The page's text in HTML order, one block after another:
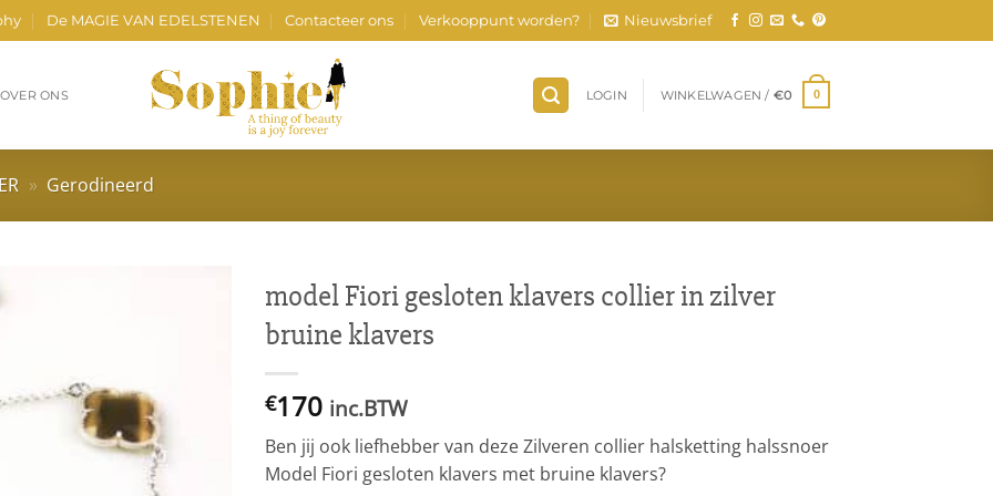
De MAGIE VAN EDELSTENEN Contacteer ons Verkooppunt worden? Nieuwsbrief
OVER ONS LOGIN WINKELWAGEN / €0 0
» Gerodineerd
model Fiori gesloten klavers collier in zilver
bruine klavers
€170 inc.BTW
Ben jij ook liefhebber van deze Zilveren collier halsketting halssnoer
Model Fiori gesloten klavers met bruine klavers?